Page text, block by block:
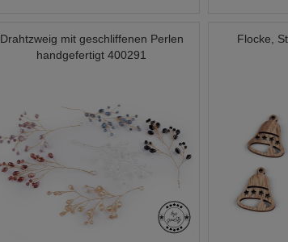
Drahtzweig mit geschliffenen Perlen
handgefertigt 400291
Flocke,